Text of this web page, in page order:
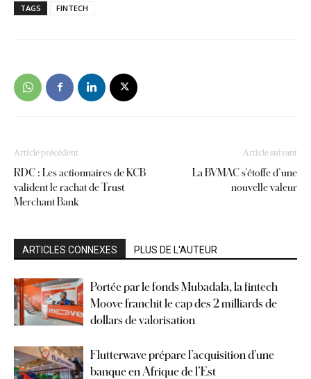
TAGS FINTECH
Article précédent
RDC : Les actionnaires de KCB
valident le rachat de Trust
Merchant Bank
Article suivant
La BVMAC s’étoffe d’une
nouvelle valeur
ARTICLES CONNEXES PLUS DE L'AUTEUR
Portée par le fonds Mubadala, la fintech
Moove franchit le cap des 2 milliards de
dollars de valorisation
Flutterwave prépare l’acquisition d’une
banque en Afrique de l’Est